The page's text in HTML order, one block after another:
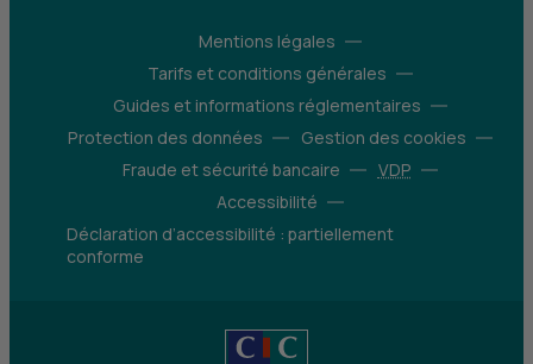
Mentions légales
Tarifs et conditions générales
Guides et informations réglementaires
Protection des données
Gestion des cookies
Fraude et sécurité bancaire
VDP
Accessibilité
Déclaration d’accessibilité : partiellement
conforme